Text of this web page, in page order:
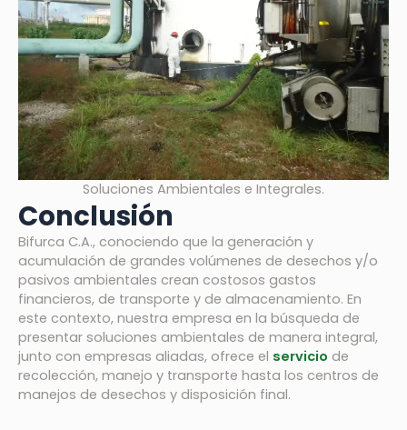
Soluciones Ambientales e Integrales.
Conclusión
Bifurca C.A., conociendo que la generación y
acumulación de grandes volúmenes de desechos y/o
pasivos ambientales crean costosos gastos
financieros, de transporte y de almacenamiento. En
este contexto, nuestra empresa en la búsqueda de
presentar soluciones ambientales de manera integral,
junto con empresas aliadas, ofrece el servicio de
recolección, manejo y transporte hasta los centros de
manejos de desechos y disposición final.